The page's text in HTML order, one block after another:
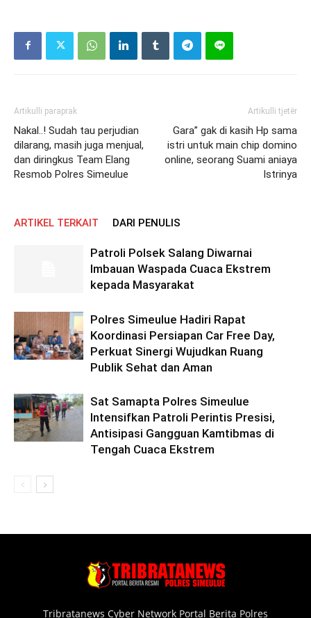
Artikulli paraprak
Nakal..! Sudah tau perjudian
dilarang, masih juga menjual,
dan diringkus Team Elang
Resmob Polres Simeulue
Artikulli tjetër
Gara” gak di kasih Hp sama
istri untuk main chip domino
online, seorang Suami aniaya
Istrinya
ARTIKEL TERKAIT DARI PENULIS
Patroli Polsek Salang Diwarnai
Imbauan Waspada Cuaca Ekstrem
kepada Masyarakat
Polres Simeulue Hadiri Rapat
Koordinasi Persiapan Car Free Day,
Perkuat Sinergi Wujudkan Ruang
Publik Sehat dan Aman
Sat Samapta Polres Simeulue
Intensifkan Patroli Perintis Presisi,
Antisipasi Gangguan Kamtibmas di
Tengah Cuaca Ekstrem
Tribratanews Cyber Network Portal Berita Polres